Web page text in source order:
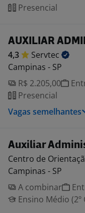
Presencial
AUXILIAR
4,3
Servtec
Campinas - SP
R$ 2.205,00
Presencial
Vagas semelhantes
Auxiliar
Centro de
Campinas - SP
A combinar
Ensino Médio (2º